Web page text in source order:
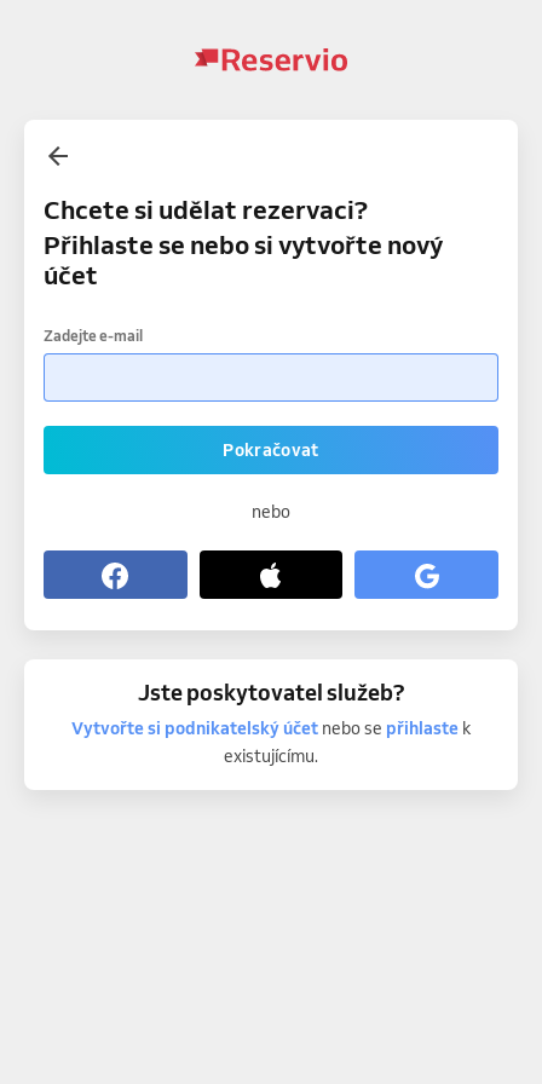
Chcete si udělat rezervaci?
Přihlaste se nebo si vytvořte nový
účet
Zadejte e-mail
Pokračovat
nebo
Jste poskytovatel služeb?
Vytvořte si podnikatelský účetnebo se přihlastek
existujícímu.